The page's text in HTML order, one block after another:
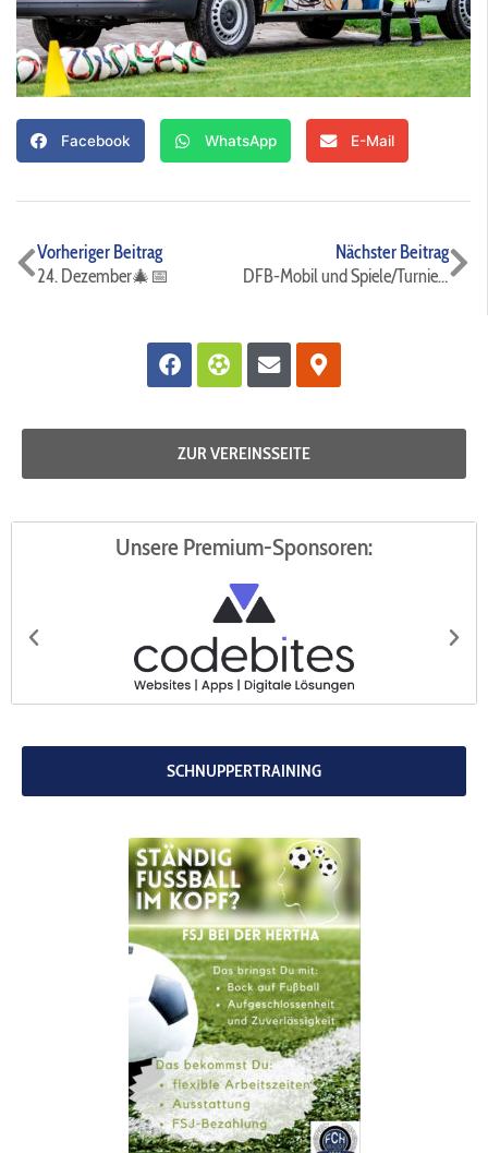
Facebook WhatsApp E-Mail
Zurück
Vorheriger Beitrag
24. Dezember🎄📅
Nächster Beitrag
DFB-Mobil und Spiele/Turniere am Wochenende⚫️🔵⚽️
Facebook
FutbolEnvelope
Map-
marker-
alt
ZUR VEREINSSEITE
Unsere Premium-Sponsoren:
SCHNUPPERTRAINING